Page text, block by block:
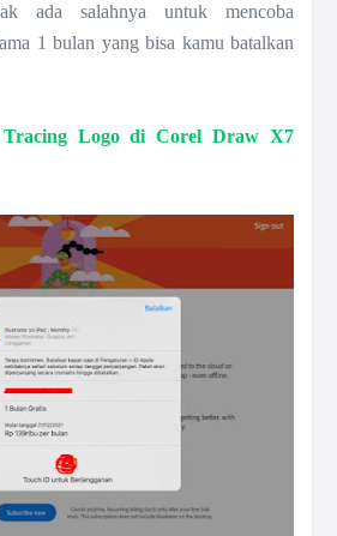
ada salahnya untuk mencoba
1 bulan yang bisa kamu batalkan
Logo di Corel Draw X7